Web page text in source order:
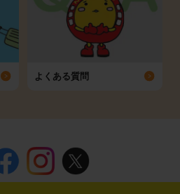
よくある質問